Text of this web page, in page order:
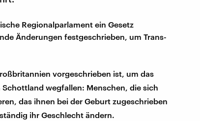
Regionalparlament ein Gesetz
Änderungen festgeschrieben, um Trans-
vorgeschrieben ist, um das
wegfallen: Menschen, die sich
das ihnen bei der Geburt zugeschrieben
ihr Geschlecht ändern.